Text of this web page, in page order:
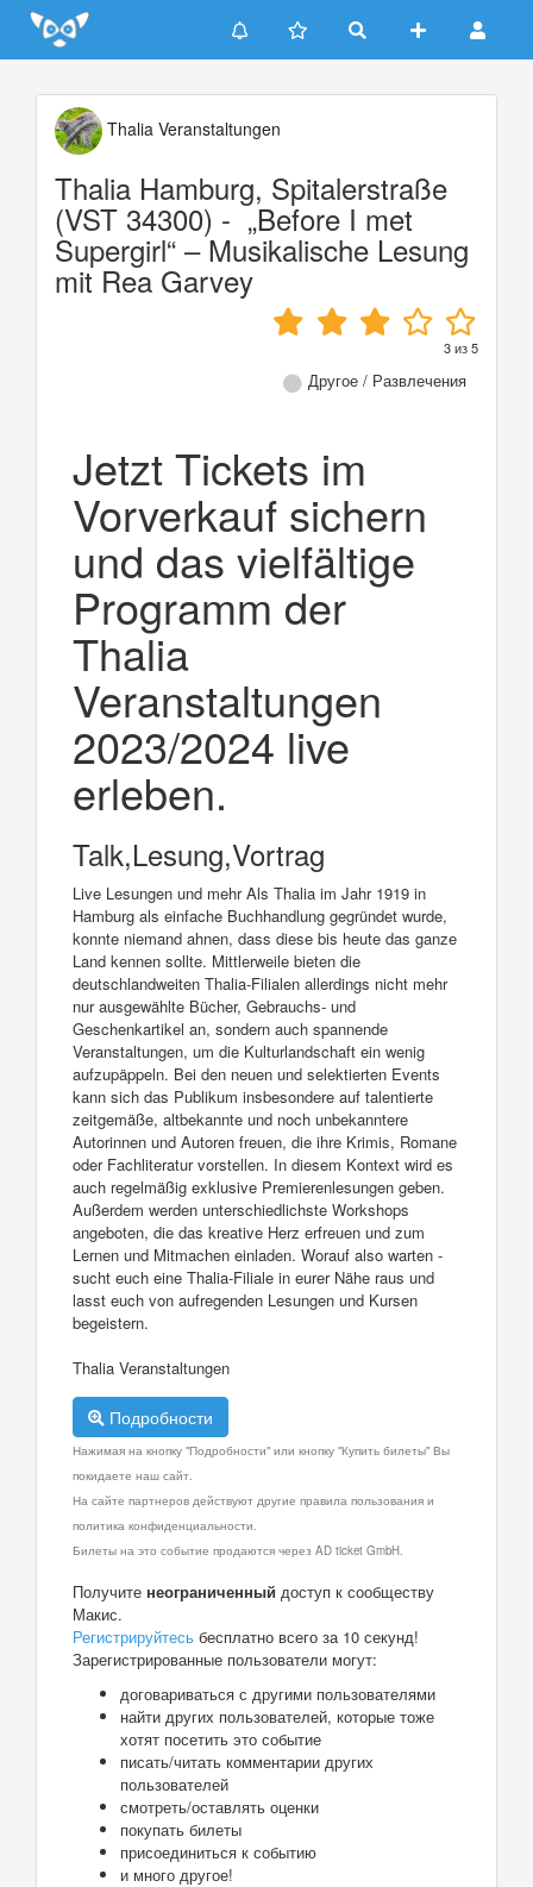
Update cookies preferences
Thalia Veranstaltungen
Thalia Hamburg, Spitalerstraße
(VST 34300) - „Before I met
Supergirl“ – Musikalische Lesung
mit Rea Garvey
3из5
Другое / Развлечения
Jetzt Tickets im
Vorverkauf sichern
und das vielfältige
Programm der
Thalia
Veranstaltungen
2023/2024 live
erleben.
Talk,Lesung,Vortrag
Live Lesungen und mehr Als Thalia im Jahr 1919 in
Hamburg als einfache Buchhandlung gegründet wurde,
konnte niemand ahnen, dass diese bis heute das ganze
Land kennen sollte. Mittlerweile bieten die
deutschlandweiten Thalia-Filialen allerdings nicht mehr
nur ausgewählte Bücher, Gebrauchs- und
Geschenkartikel an, sondern auch spannende
Veranstaltungen, um die Kulturlandschaft ein wenig
aufzupäppeln. Bei den neuen und selektierten Events
kann sich das Publikum insbesondere auf talentierte
zeitgemäße, altbekannte und noch unbekanntere
Autorinnen und Autoren freuen, die ihre Krimis, Romane
oder Fachliteratur vorstellen. In diesem Kontext wird es
auch regelmäßig exklusive Premierenlesungen geben.
Außerdem werden unterschiedlichste Workshops
angeboten, die das kreative Herz erfreuen und zum
Lernen und Mitmachen einladen. Worauf also warten -
sucht euch eine Thalia-Filiale in eurer Nähe raus und
lasst euch von aufregenden Lesungen und Kursen
begeistern.
Thalia Veranstaltungen
Подробности
Нажимая на кнопку "Подробности" или кнопку "Купить билеты" Вы
покидаете наш сайт.
На сайте партнеров действуют другие правила пользования и
политика конфиденциальности.
Билеты на это событие продаются через AD ticket GmbH.
Получите неограниченный доступ к сообществу
Макис.
Регистрируйтесь бесплатно всего за 10 секунд!
Зарегистрированные пользователи могут:
договариваться с другими пользователями
найти других пользователей, которые тоже
хотят посетить это событие
писать/читать комментарии других
пользователей
смотреть/оставлять оценки
покупать билеты
присоединиться к событию
и много другое!